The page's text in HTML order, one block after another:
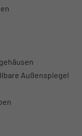
Außenspiegel